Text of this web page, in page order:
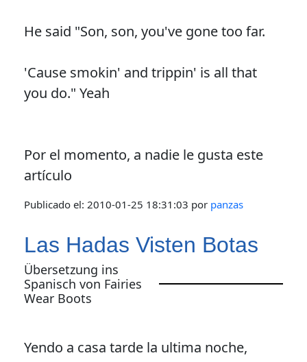
He said "Son, son, you've gone too far.
'Cause smokin' and trippin' is all that
you do." Yeah
Por el momento, a nadie le gusta este
artículo
Publicado el: 2010-01-25 18:31:03 por panzas
Las Hadas Visten Botas
Übersetzung ins
Spanisch von Fairies
Wear Boots
Yendo a casa tarde la ultima noche,